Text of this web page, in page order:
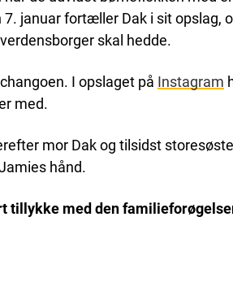
januar fortæller Dak i sit opslag,
skal hedde.
I opslaget på Instagram
med.
mor Dak og tilsidst
hånd.
tillykke med den